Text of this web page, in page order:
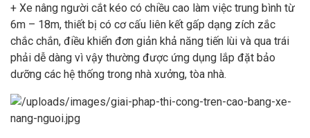
+ Xe nâng người cắt kéo có chiều cao làm việc trung bình từ
6m – 18m, thiết bị có cơ cấu liên kết gấp dạng zích zắc
chắc chắn, điều khiển đơn giản khả năng tiến lùi và qua trái
phải dễ dàng vì vậy thường được ứng dụng lắp đặt bảo
dưỡng các hệ thống trong nhà xưởng, tòa nhà.